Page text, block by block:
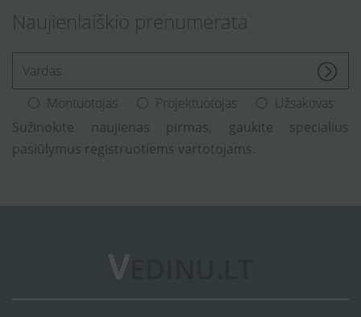
Naujienlaiškio prenumerata
Montuotojas Projektuotojas
Užsakovas
Sužinokite naujienas pirmas, gaukite specialius
pasiūlymus registruotiems vartotojams.